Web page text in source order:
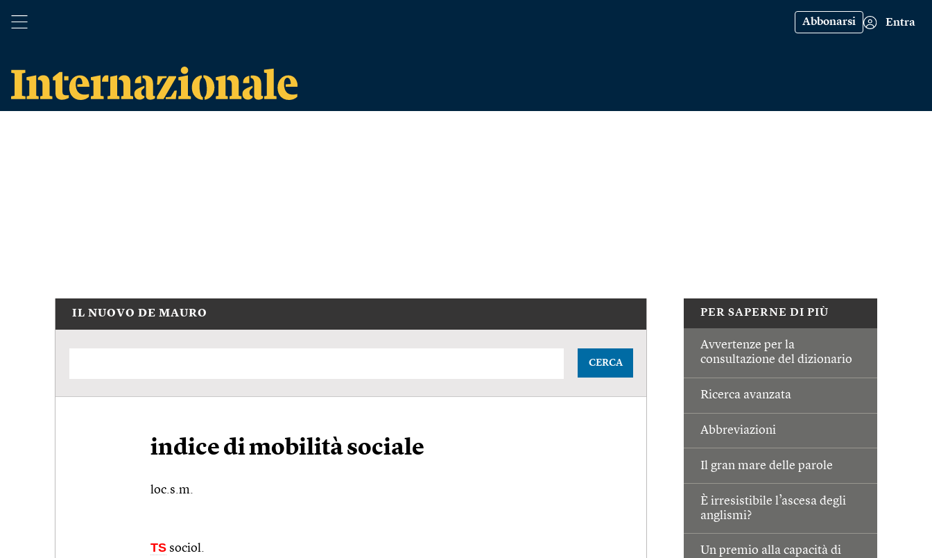
Abbonarsi Entra
PER SAPERNE DI PIÙ
Avvertenze per la
consultazione del dizionario
Ricerca avanzata
Abbreviazioni
Il gran mare delle parole
È irresistibile l’ascesa degli
anglismi?
Un premio alla capacità di
IL NUOVO DE MAURO
CERCA
indice di mobilità sociale
loc.s.m.
TS sociol.